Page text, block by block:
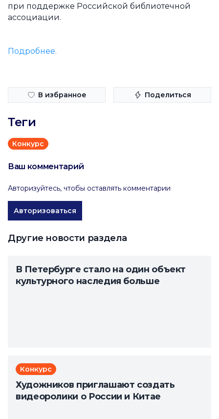
при поддержке Российской библиотечной
ассоциации.
Подробнее.
В избранное Поделиться
Теги
Конкурс
Ваш комментарий
Авторизуйтесь, чтобы оставлять комментарии
Авторизоваться
Другие новости раздела
В Петербурге стало на один объект
культурного наследия больше
Конкурс
Художников приглашают создать
видеоролики о России и Китае